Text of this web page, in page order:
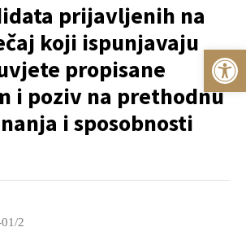
prijavljenih na
koji ispunjavaju
propisane
i poziv na prethodnu
i sposobnosti
2